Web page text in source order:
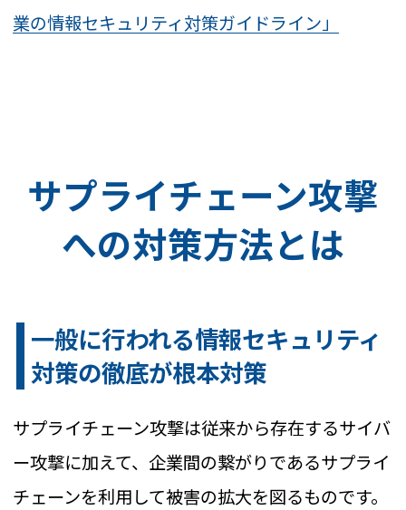
業の情報セキュリティ対策ガイドライン」
サプライチェーン攻撃
への対策方法とは
一般に行われる情報セキュリティ
対策の徹底が根本対策
サプライチェーン攻撃は従来から存在するサイバ
ー攻撃に加えて、企業間の繋がりであるサプライ
チェーンを利用して被害の拡大を図るものです。